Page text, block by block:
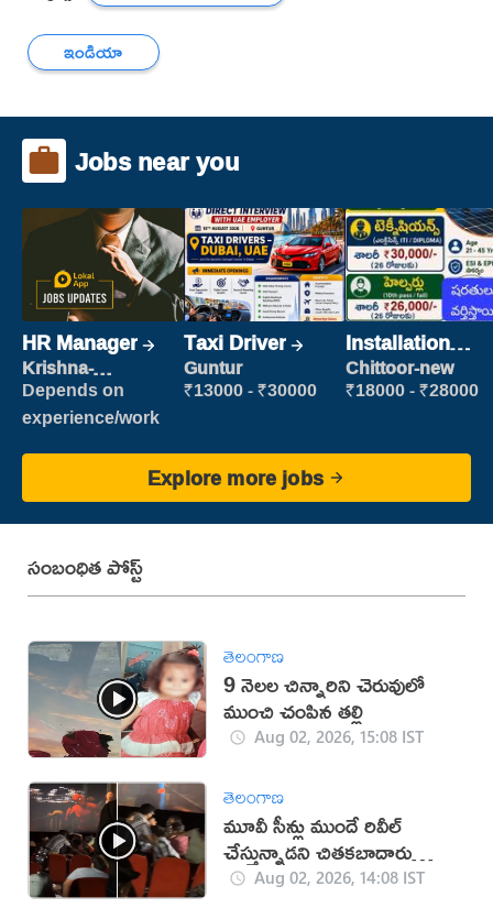
ఇండియా
Jobs near you
HR Manager
Krishna-
vijayawada
Depends on
experience/work
Taxi Driver
Guntur
₹13000 - ₹30000
Installation
Engineer/
Helper
Chittoor-new
₹18000 - ₹28000
Explore more jobs
సంబంధిత పోస్ట్
తెలంగాణ
9 నెలల చిన్నారిని చెరువులో
ముంచి చంపిన తల్లి
Aug 02, 2026, 15:08 IST
తెలంగాణ
మూవీ సీన్లు ముందే రివీల్
చేస్తున్నాడని చితకబాదారు
(వీడియో)
Aug 02, 2026, 14:08 IST